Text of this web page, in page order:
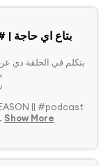
‏بتكلم في الحلقة دي
|| #podcast
Show More